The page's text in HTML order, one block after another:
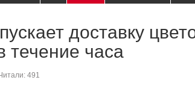
доставку
течение часа
491